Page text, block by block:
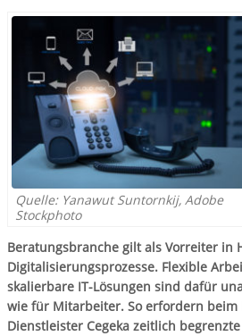
Quelle: Yanawut Suntornkij, Adobe
Stockphoto
Beratungsbranche gilt als Vorreiter in
Digitalisierungsprozesse. Flexible
skalierbare IT-Lösungen sind dafür
wie für Mitarbeiter. So erfordern beim
Dienstleister Cegeka zeitlich